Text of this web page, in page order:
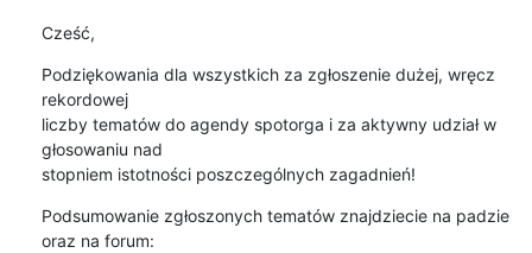
Cześć,
Podziękowania dla wszystkich za zgłoszenie dużej, wręcz
rekordowej
liczby tematów do agendy spotorga i za aktywny udział w
głosowaniu nad
stopniem istotności poszczególnych zagadnień!
Podsumowanie zgłoszonych tematów znajdziecie na padzie